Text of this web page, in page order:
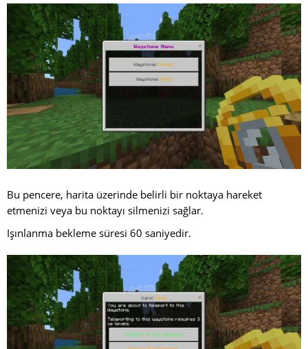
Bu pencere, harita üzerinde belirli bir noktaya hareket
etmenizi veya bu noktayı silmenizi sağlar.
Işınlanma bekleme süresi 60 saniyedir.